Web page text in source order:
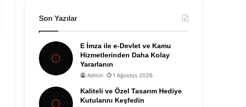
Son Yazılar
E İmza ile e-Devlet ve Kamu
Hizmetlerinden Daha Kolay
Yararlanın
Admin 1 Ağustos 2026
Kaliteli ve Özel Tasarım Hediye
Kutularını Keşfedin